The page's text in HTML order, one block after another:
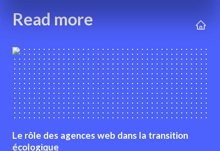
Read more
Le rôle des agences web dans la transition
écologique